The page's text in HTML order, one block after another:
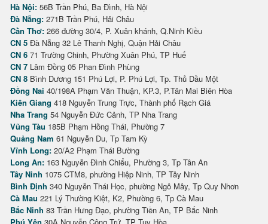
Hà Nội: 56B Trần Phú, Ba Đình, Hà Nội
Đà Nẵng: 271B Trần Phú, Hải Châu
Cần Thơ: 266 đường 30/4, P. Xuân khánh, Q.Ninh Kiều
CN 5 Đà Nẵng 32 Lê Thanh Nghị, Quận Hải Châu
CN 6 71 Trường Chinh, Phường Xuân Phú, TP Huế
CN 7 Lâm Đồng 05 Phan Đình Phùng
CN 8 Bình Dương 151 Phú Lợi, P. Phú Lợi, Tp. Thủ Dầu Một
Đồng Nai 40/198A Phạm Văn Thuận, KP.3, P.Tân Mai Biên Hòa
Kiên Giang 418 Nguyễn Trung Trực, Thành phố Rạch Giá
Nha Trang 54 Nguyễn Đức Cảnh, TP Nha Trang
Vũng Tàu 185B Phạm Hồng Thái, Phường 7
Quảng Nam 61 Nguyễn Du, Tp Tam Kỳ
Vĩnh Long: 20/A2 Phạm Thái Bường
Long An: 163 Nguyễn Đình Chiểu, Phường 3, Tp Tân An
Tây Ninh 1075 CTM8, phường Hiệp Ninh, TP Tây Ninh
Bình Định 340 Nguyễn Thái Học, phường Ngô Mây, Tp Quy Nhơn
Cà Mau 221 Lý Thường Kiệt, K2, Phường 6, Tp Cà Mau
Bắc Ninh 83 Trần Hưng Đạo, phường Tiền An, TP Bắc Ninh